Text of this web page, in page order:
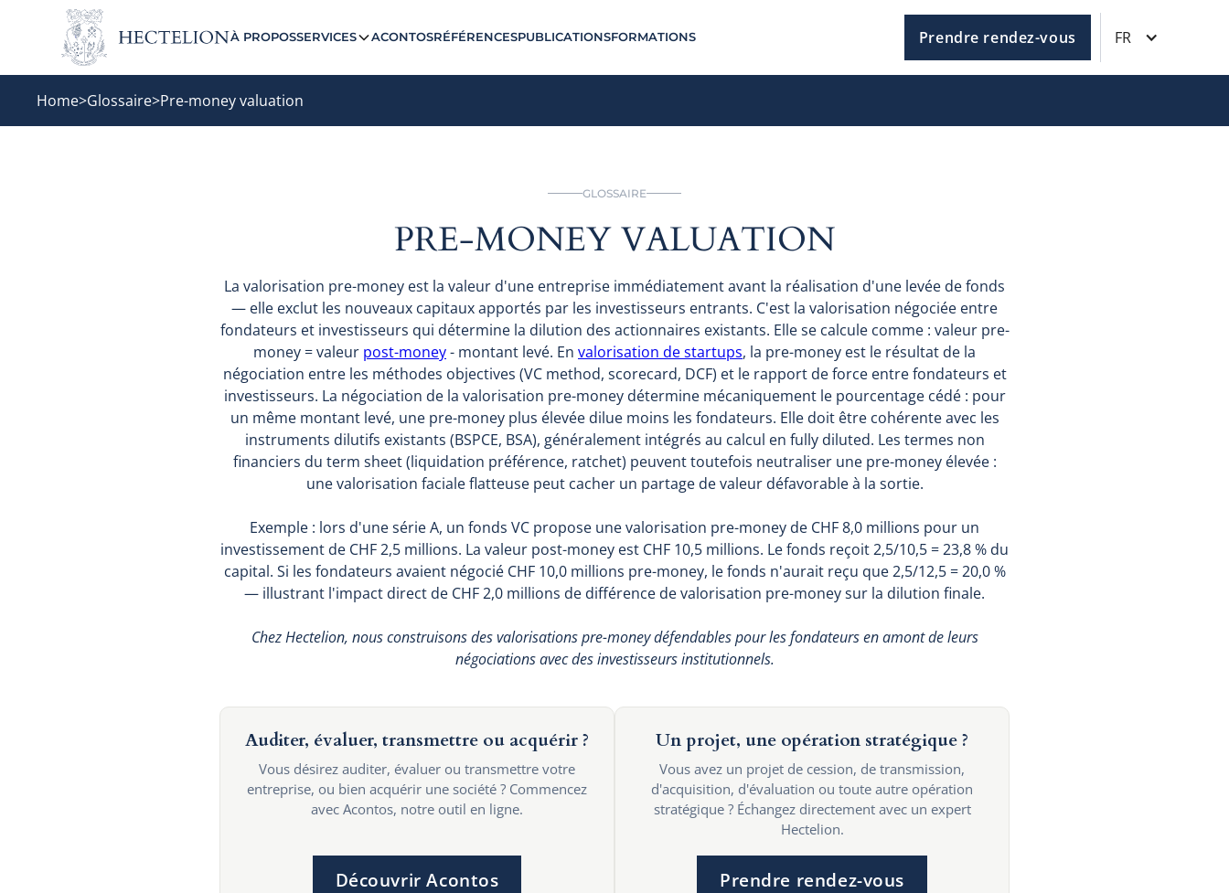
À PROPOSSERVICES ACONTOSRÉFÉRENCESPUBLICATIONSFORMATIONS Prendre rendez-vous FR
Home>Glossaire>Pre-money valuation
GLOSSAIRE
PRE-MONEY VALUATION
La valorisation pre-money est la valeur d'une entreprise immédiatement avant la réalisation d'une levée de fonds
— elle exclut les nouveaux capitaux apportés par les investisseurs entrants. C'est la valorisation négociée entre
fondateurs et investisseurs qui détermine la dilution des actionnaires existants. Elle se calcule comme : valeur pre-
money = valeur post-money- montant levé. En valorisation de startups, la pre-money est le résultat de la
négociation entre les méthodes objectives (VC method, scorecard, DCF) et le rapport de force entre fondateurs et
investisseurs. La négociation de la valorisation pre-money détermine mécaniquement le pourcentage cédé : pour
un même montant levé, une pre-money plus élevée dilue moins les fondateurs. Elle doit être cohérente avec les
instruments dilutifs existants (BSPCE, BSA), généralement intégrés au calcul en fully diluted. Les termes non
financiers du term sheet (liquidation préférence, ratchet) peuvent toutefois neutraliser une pre-money élevée :
une valorisation faciale flatteuse peut cacher un partage de valeur défavorable à la sortie.
Exemple : lors d'une série A, un fonds VC propose une valorisation pre-money de CHF 8,0 millions pour un
investissement de CHF 2,5 millions. La valeur post-money est CHF 10,5 millions. Le fonds reçoit 2,5/10,5 = 23,8 % du
capital. Si les fondateurs avaient négocié CHF 10,0 millions pre-money, le fonds n'aurait reçu que 2,5/12,5 = 20,0 %
— illustrant l'impact direct de CHF 2,0 millions de différence de valorisation pre-money sur la dilution finale.
Chez Hectelion, nous construisons des valorisations pre-money défendables pour les fondateurs en amont de leurs
négociations avec des investisseurs institutionnels.
Auditer, évaluer, transmettre ou acquérir ?
Vous désirez auditer, évaluer ou transmettre votre
entreprise, ou bien acquérir une société ? Commencez
avec Acontos, notre outil en ligne.
Découvrir Acontos
Un projet, une opération stratégique ?
Vous avez un projet de cession, de transmission,
d'acquisition, d'évaluation ou toute autre opération
stratégique ? Échangez directement avec un expert
Hectelion.
Prendre rendez-vous